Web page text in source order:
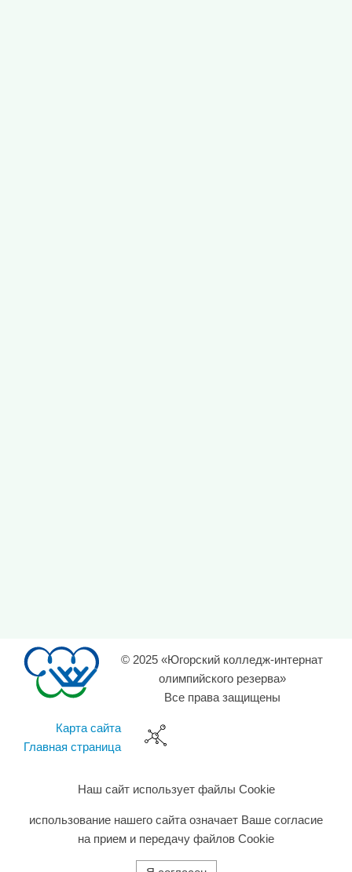
© 2025 «Югорский колледж-интернат
олимпийского резерва»
Все права защищены
Карта сайта
Главная страница
Наш сайт использует файлы Cookie
использование нашего сайта означает Ваше согласие
на прием и передачу файлов Cookie